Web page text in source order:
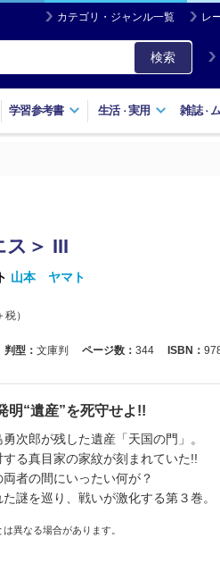
カテゴリ・ジャンル一覧 レ
検索
学習参考書 生活・実用 雑誌・
ス＞ III
山本 ヤマト
税）
判型： 文庫判 ページ数： 344 ISBN：
明“遺産”を死守せよ!!
次郎が残した遺産「天国の門」。
る真目家の家紋が刻まれていた!!
者の間にいったい何が？
謎を巡り、戦いが激化する第３巻。
異なる場合があります。